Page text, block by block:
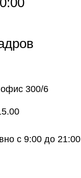
с 9:00 до 21:00
офис 300/6